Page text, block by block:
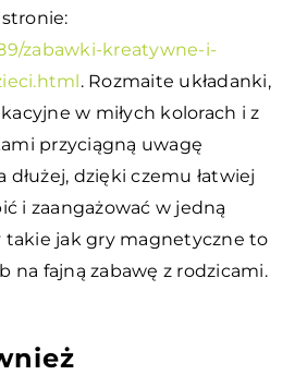
zabawki-kreatywne-i-
. Rozmaite układanki,
w miłych kolorach i z
przyciągną uwagę
dłużej, dzięki czemu łatwiej
i zaangażować w jedną
takie jak gry magnetyczne to
na fajną zabawę z rodzicami.